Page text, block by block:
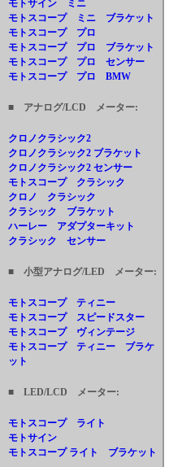
モトサイン ミニ
モトスコープ ミニ ブラケット
モトスコープ プロ
モトスコープ プロ ブラケット
モトスコープ プロ センサー
モトスコープ プロ BMW
■ アナログ/LCD メーター:
クロノクラシック2
クロノクラシック2 ブラケット
クロノクラシック2 センサー
モトスコープ クラシック
クロノ クラシック
クラシック ブラケット
ハーレー アダプターキット
クラシック センサー
■ 小型アナログ/LED メーター:
モトスコープ ティニー
モトスコープ スピードスター
モトスコープ ヴィンテージ
モトスコープ ティニー ブラケ
ット
■ LED/LCD メーター:
モトスコープ ライト
モトサイン
モトスコープ ライト ブラケット